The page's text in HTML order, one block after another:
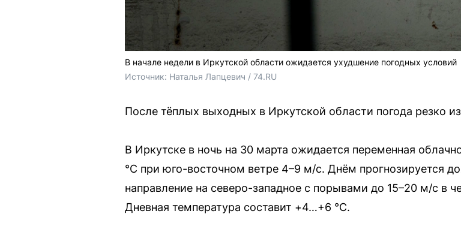
В начале недели в Иркутской области ожидается ухудшение погодных условий
Источник: Наталья Лапцевич / 74.RU
После тёплых выходных в Иркутской области погода резко
В Иркутске в ночь на 30 марта ожидается переменная
°C при юго-восточном ветре 4–9 м/с. Днём прогнозируется
направление на северо-западное с порывами до 15–20 м/с в
Дневная температура составит +4…+6 °C.